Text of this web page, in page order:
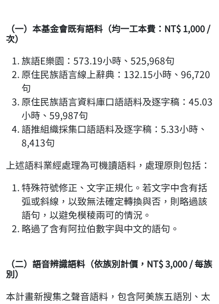
（一）本基金會既有語料（均一工本費：NT$ 1,000 /
次）
族語E樂園：573.19小時、525,968句
原住民族語言線上辭典：132.15小時、96,720
句
原住民族語言資料庫口語語料及逐字稿：45.03
小時、59,987句
語推組織採集口語語料及逐字稿：5.33小時、
8,413句
上述語料業經處理為可機讀語料，處理原則包括：
特殊符號修正、文字正規化。若文字中含有括
弧或斜線，以致無法確定轉換與否，則略過該
語句，以避免模稜兩可的情況。
略過了含有阿拉伯數字與中文的語句。
（二）語音辨識語料（依族別計價，NT$ 3,000 / 每族
別）
本計畫新搜集之聲音語料，包含阿美族五語別、太